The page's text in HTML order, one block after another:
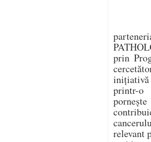
prin
inițiativă
printr-o
relevant